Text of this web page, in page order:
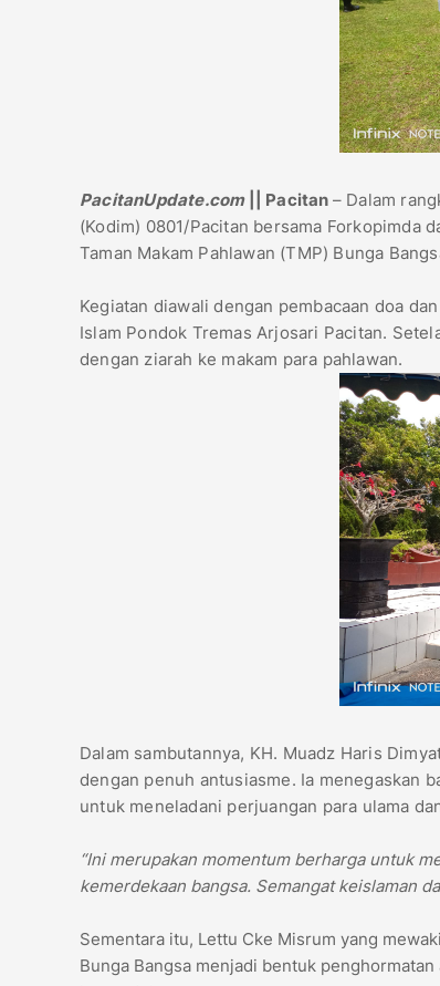
PacitanUpdate.com|| Pacitan – Dalam
(Kodim) 0801/Pacitan bersama Forkopimda
Taman Makam Pahlawan (TMP) Bunga
Kegiatan diawali dengan pembacaan doa
Islam Pondok Tremas Arjosari Pacitan.
dengan ziarah ke makam para pahlawan.
Dalam sambutannya, KH. Muadz Haris
dengan penuh antusiasme. Ia menegaskan
untuk meneladani perjuangan para ulama
“Ini merupakan momentum berharga untuk
kemerdekaan bangsa. Semangat keislaman
Sementara itu, Lettu Cke Misrum yang
Bunga Bangsa menjadi bentuk